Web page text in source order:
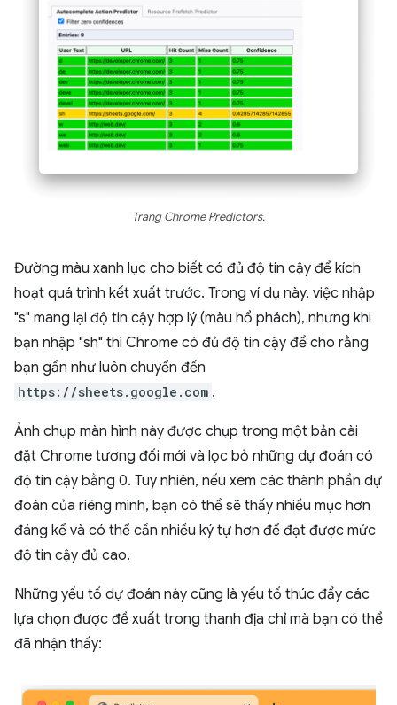
Trang Chrome Predictors.
Đường màu xanh lục cho biết có đủ độ tin cậy để kích
hoạt quá trình kết xuất trước. Trong ví dụ này, việc nhập
"s" mang lại độ tin cậy hợp lý (màu hổ phách), nhưng khi
bạn nhập "sh" thì Chrome có đủ độ tin cậy để cho rằng
bạn gần như luôn chuyển đến
https://sheets.google.com .
Ảnh chụp màn hình này được chụp trong một bản cài
đặt Chrome tương đối mới và lọc bỏ những dự đoán có
độ tin cậy bằng 0. Tuy nhiên, nếu xem các thành phần dự
đoán của riêng mình, bạn có thể sẽ thấy nhiều mục hơn
đáng kể và có thể cần nhiều ký tự hơn để đạt được mức
độ tin cậy đủ cao.
Những yếu tố dự đoán này cũng là yếu tố thúc đẩy các
lựa chọn được đề xuất trong thanh địa chỉ mà bạn có thể
đã nhận thấy: